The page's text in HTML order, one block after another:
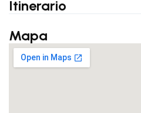
Itinerario
Mapa